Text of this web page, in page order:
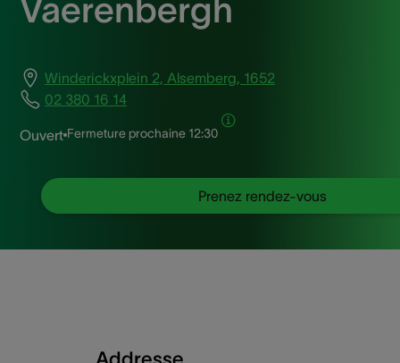
Vaerenbergh
Winderickxplein 2, Alsemberg, 1652
02 380 16 14
Ouvert Fermeture prochaine 12:30
Prenez rendez-vous
Addresse